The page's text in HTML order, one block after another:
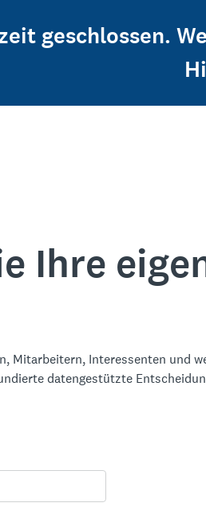
geschlossen.
Ihre
Mitarbeitern, Interessenten und
datengestützte